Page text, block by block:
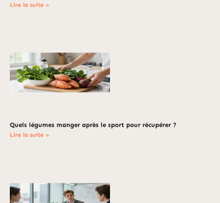
Lire la suite »
Quels légumes manger après le sport pour récupérer ?
Lire la suite »